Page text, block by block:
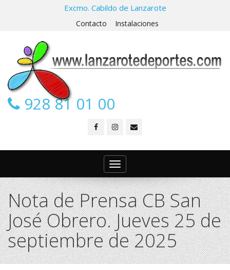
Excmo. Cabildo de Lanzarote
Contacto Instalaciones
928 81 01 00
Toggle
navigation
Nota de Prensa CB San
José Obrero. Jueves 25 de
septiembre de 2025